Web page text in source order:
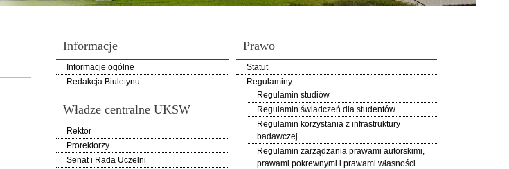
Informacje
Informacje ogólne
Redakcja Biuletynu
Władze centralne UKSW
Rektor
Prorektorzy
Senat i Rada Uczelni
Prawo
Statut
Regulaminy
Regulamin studiów
Regulamin świadczeń dla studentów
Regulamin korzystania z infrastruktury
badawczej
Regulamin zarządzania prawami autorskimi,
prawami pokrewnymi i prawami własności